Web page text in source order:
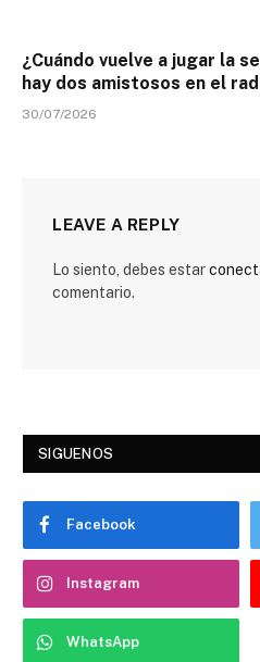
¿Cuándo vuelve a jugar la
hay dos amistosos en el
30/07/2026
LEAVE A REPLY
Lo siento, debes estar
comentario.
SIGUENOS
Facebook
Instagram
WhatsApp